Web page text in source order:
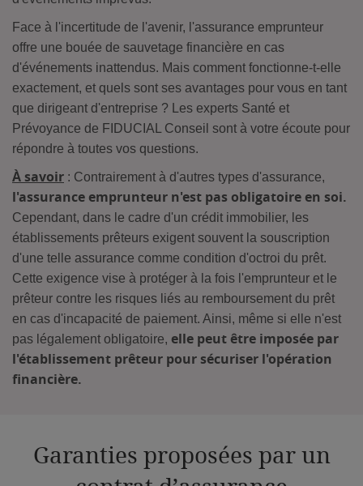
Face à l'incertitude de l'avenir, l'assurance emprunteur
offre une bouée de sauvetage financière en cas
d'événements inattendus. Mais comment fonctionne-t-elle
exactement, et quels sont ses avantages pour vous en tant
que dirigeant d'entreprise ? Les experts Santé et
Prévoyance de FIDUCIAL Conseil sont à votre écoute pour
répondre à toutes vos questions.
À savoir : Contrairement à d'autres types d'assurance,
l'assurance emprunteur n'est pas obligatoire en soi.
Cependant, dans le cadre d'un crédit immobilier, les
établissements prêteurs exigent souvent la souscription
d'une telle assurance comme condition d'octroi du prêt.
Cette exigence vise à protéger à la fois l'emprunteur et le
prêteur contre les risques liés au remboursement du prêt
en cas d'incapacité de paiement. Ainsi, même si elle n'est
pas légalement obligatoire, elle peut être imposée par
l'établissement prêteur pour sécuriser l'opération
financière.
Garanties proposées par un